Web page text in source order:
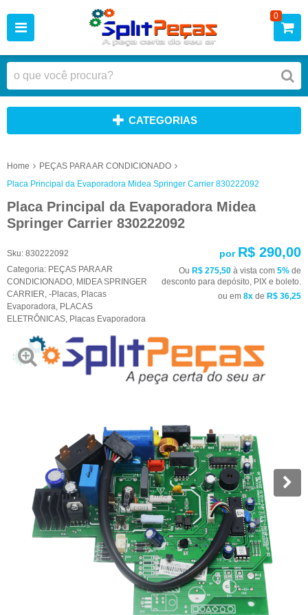
0
CATEGORIAS
Home
PEÇAS PARA AR CONDICIONADO
Placa Principal da Evaporadora Midea Springer Carrier 830222092
Placa Principal da Evaporadora Midea
Springer Carrier 830222092
Sku: 830222092
Categoria: PEÇAS PARA AR
CONDICIONADO MIDEA SPRINGER
CARRIER -Placas Placas
Evaporadora PLACAS
ELETRÔNICAS Placas Evaporadora
por R$ 290,00
Ou R$ 275,50 à vista com 5% de
desconto para depósito, PIX e boleto.
ou em 8x de R$ 36,25